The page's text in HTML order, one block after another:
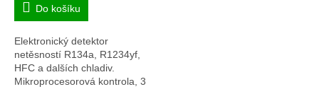
Do košíku
Elektronický detektor
netěsností R134a, R1234yf,
HFC a dalších chladiv.
Mikroprocesorová kontrola, 3